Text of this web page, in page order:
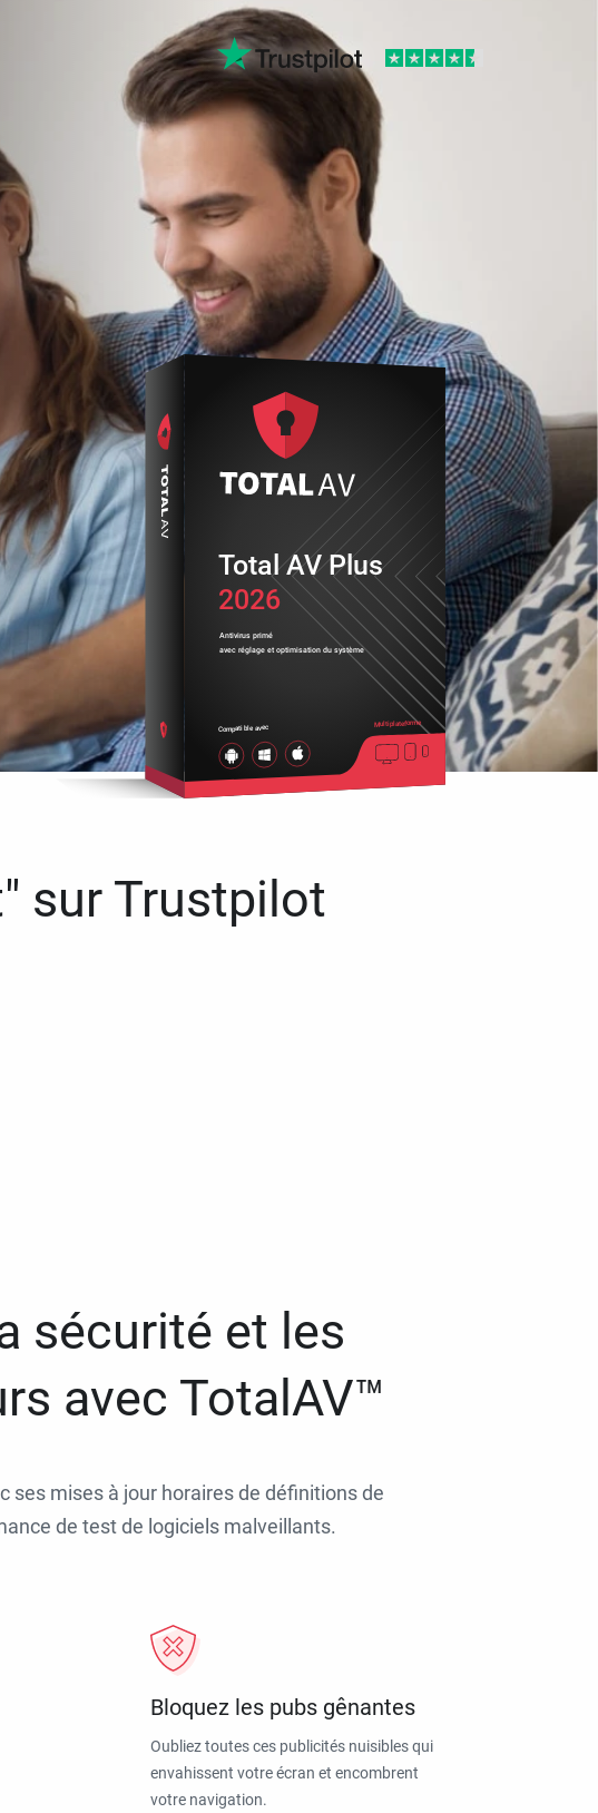
2026
Antivirus primé
avec réglage et optimisation du système
Compatible avec Multiplateforme
Total AV Plus
sur Trustpilot
sécurité et les
avec TotalAV™
ses mises à jour horaires de définitions de
de test de logiciels malveillants.
Bloquez les pubs gênantes
Oubliez toutes ces publicités nuisibles qui
envahissent votre écran et encombrent
votre navigation.